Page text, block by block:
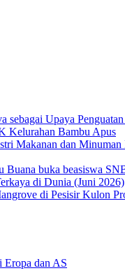
Kelurahan Bambu Apus
di Dunia (Juni 2026)